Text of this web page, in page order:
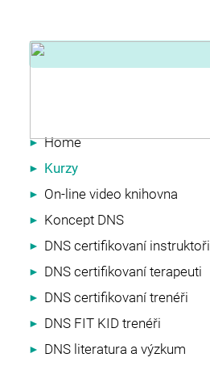
► Home
► Kurzy
► On-line video knihovna
► Koncept DNS
► DNS certifikovaní instruktoři
► DNS certifikovaní terapeuti
► DNS certifikovaní trenéři
► DNS FIT KID trenéři
► DNS literatura a výzkum